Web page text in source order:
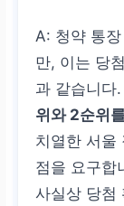
A: 청약 통장
만, 이는 당
과 같습니다
위와 2순위
치열한 서울
점을 요구합
사실상 당첨